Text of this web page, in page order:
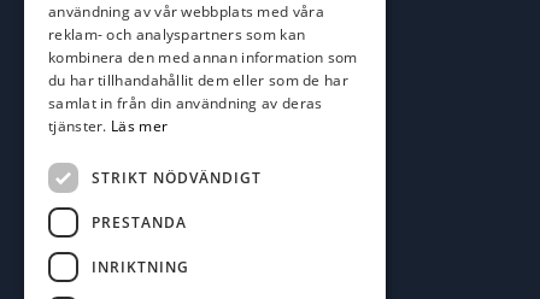
Karlskrona Båt & Fiske AB
Lallerstedts gata 4
371 54 Karlskrona
Följ oss
Facebook
användning av vår webbplats med våra
reklam- och analyspartners som kan
kombinera den med annan information som
du har tillhandahållit dem eller som de har
samlat in från din användning av deras
tjänster. Läs mer
STRIKT NÖDVÄNDIGT
PRESTANDA
INRIKTNING